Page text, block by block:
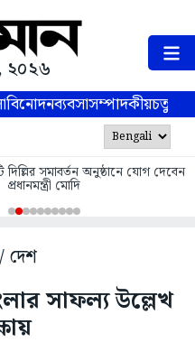
২০২৬
বিনোদনব্যবসাসম্পাদকীয়
সমাবর্তন অনুষ্ঠানে যোগ দেবেন
প্রধানমন্ত্রী মোদি
/ দেশ
সাফল্য উল্লেখ